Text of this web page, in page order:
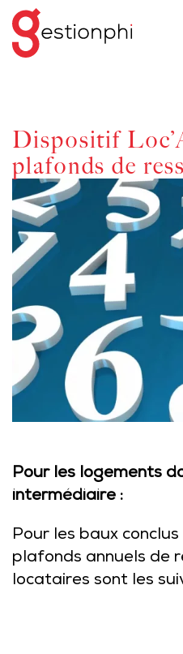
Dispositif
plafonds de
Pour les logements
intermédiaire :
Pour les baux
plafonds annuels de
locataires sont les